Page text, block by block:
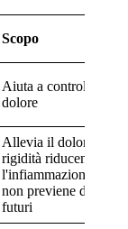
Scopo
Aiuta a controllare il
dolore
Allevia il dolore e la
rigidità riducendo
l'infiammazione, ma
non previene danni
futuri